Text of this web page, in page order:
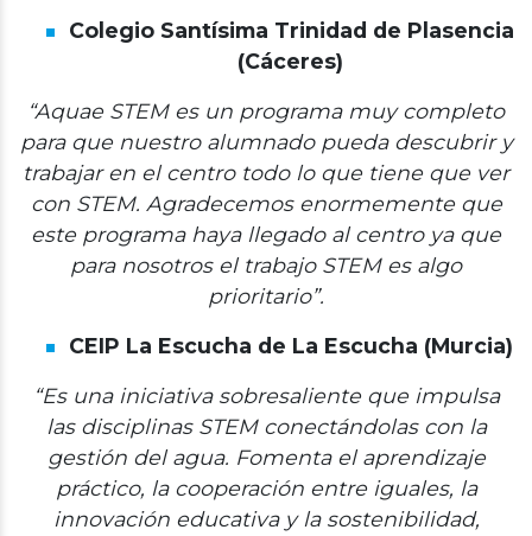
Colegio Santísima Trinidad de Plasencia
(Cáceres)
“Aquae STEM es un programa muy completo
para que nuestro alumnado pueda descubrir y
trabajar en el centro todo lo que tiene que ver
con STEM. Agradecemos enormemente que
este programa haya llegado al centro ya que
para nosotros el trabajo STEM es algo
prioritario”.
CEIP La Escucha de La Escucha (Murcia)
“Es una iniciativa sobresaliente que impulsa
las disciplinas STEM conectándolas con la
gestión del agua. Fomenta el aprendizaje
práctico, la cooperación entre iguales, la
innovación educativa y la sostenibilidad,